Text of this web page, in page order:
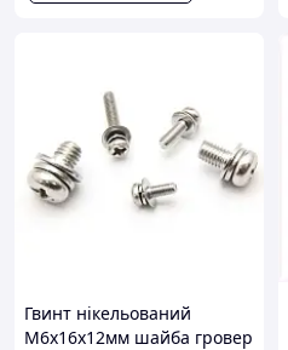
Гвинт нікельований
М6х16х12мм шайба гровер